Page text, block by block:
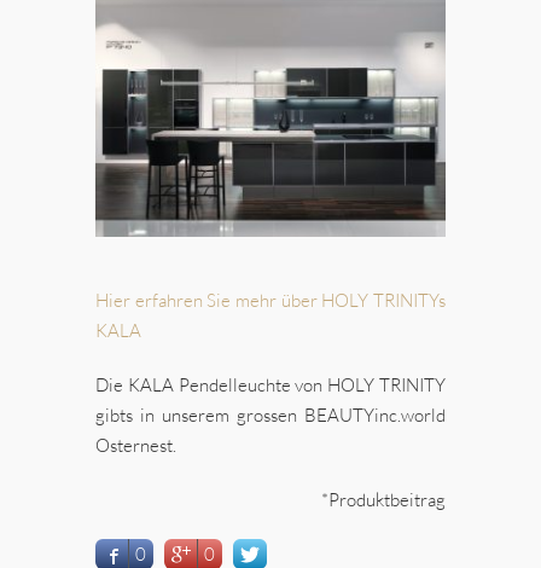
Hier erfahren Sie mehr über HOLY TRINITYs
KALA
Die KALA Pendelleuchte von HOLY TRINITY
gibts in unserem grossen BEAUTYinc.world
Osternest.
*Produktbeitrag
0 0